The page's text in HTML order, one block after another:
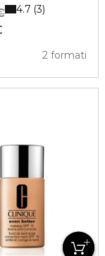
2 formati
4.7 3